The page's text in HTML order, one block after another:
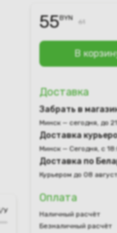
У
55BYN 61
В
Доставка
Забрать в
Минск — сегодня, до
Доставка
Минск — Сегодня, с
Доставка по
Курьером до 08
Оплата
Наличный расчёт
Безналичный расчёт